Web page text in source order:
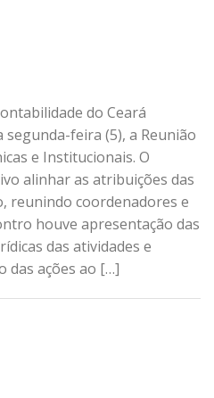
do Ceará
segunda-feira (5), a Reunião
e Institucionais. O
alinhar as atribuições das
reunindo coordenadores e
houve apresentação das
das atividades e
das ações ao […]